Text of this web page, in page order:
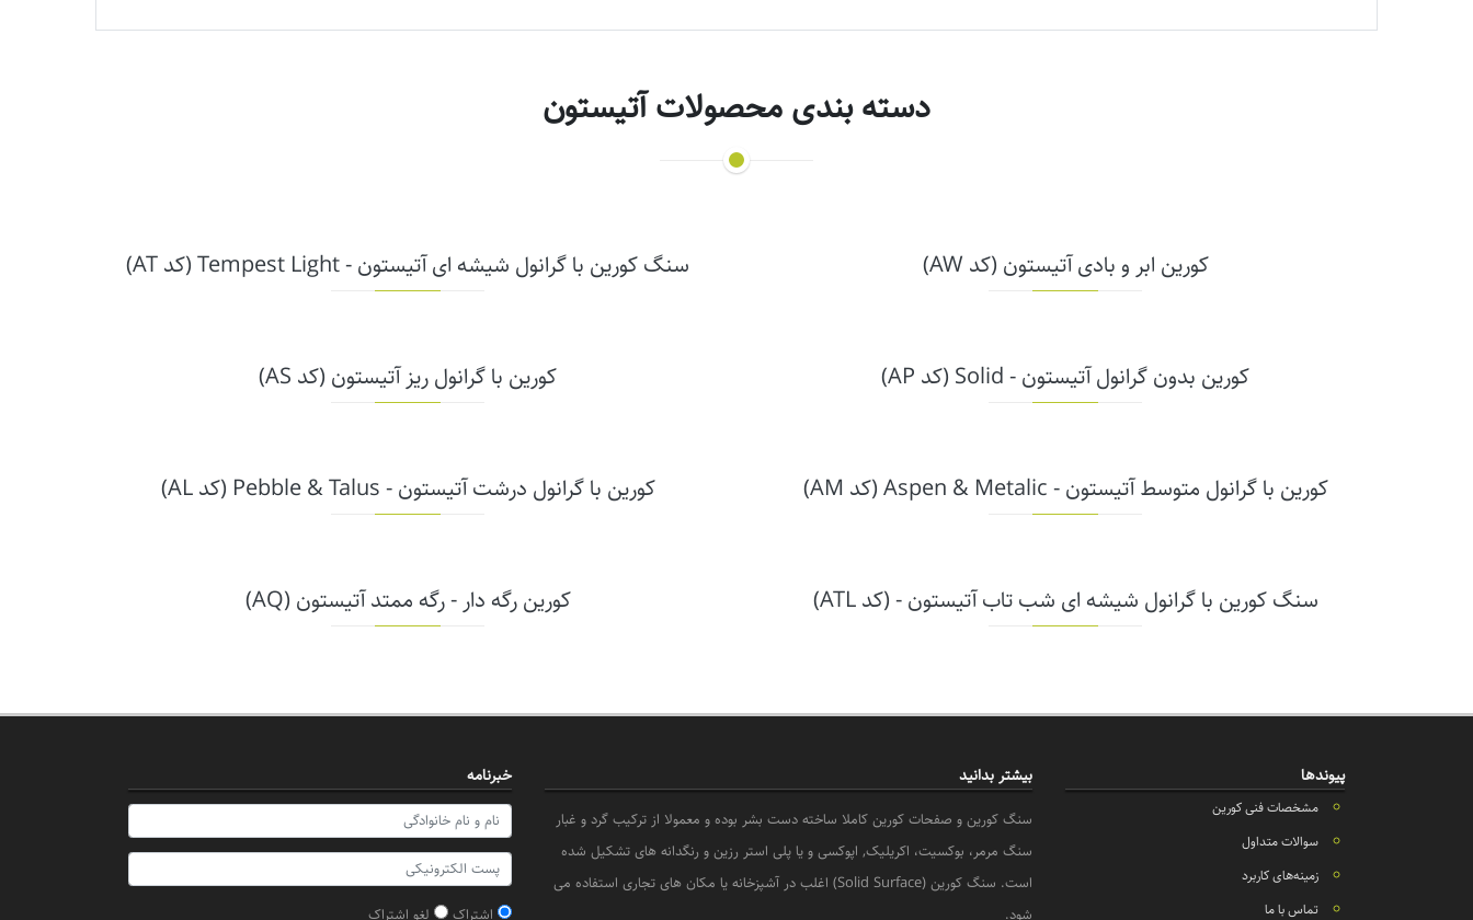
دسته بندی محصولات آتیستون
کورین ابر و بادی آتیستون (کد AW) سنگ کورین با گرانول شیشه ای آتیستون - Tempest Light (کد AT)
کورین بدون گرانول آتیستون - Solid (کد AP) کورین با گرانول ریز آتیستون (کد AS)
کورین با گرانول متوسط آتیستون - Aspen & Metalic (کد AM) کورین با گرانول درشت آتیستون - Pebble & Talus (کد AL)
سنگ کورین با گرانول شیشه ای شب تاب آتیستون - (کد ATL) کورین رگه دار - رگه ممتد آتیستون (AQ)
پیوندها
مشخصات فنی کورین
سوالات متداول
زمینه‌های کاربرد
تماس با ما
بیشتر بدانید
سنگ کورین و صفحات کورین کاملا ساخته دست بشر بوده و معمولا از ترکیب گرد و غبار
سنگ مرمر، بوکسیت، اکریلیک, اپوکسی و یا پلی استر رزین و رنگدانه های تشکیل شده
است. سنگ کورین (Solid Surface) اغلب در آشپزخانه یا مکان های تجاری استفاده می
شود.
خبرنامه
اشتراک لغو اشتراک